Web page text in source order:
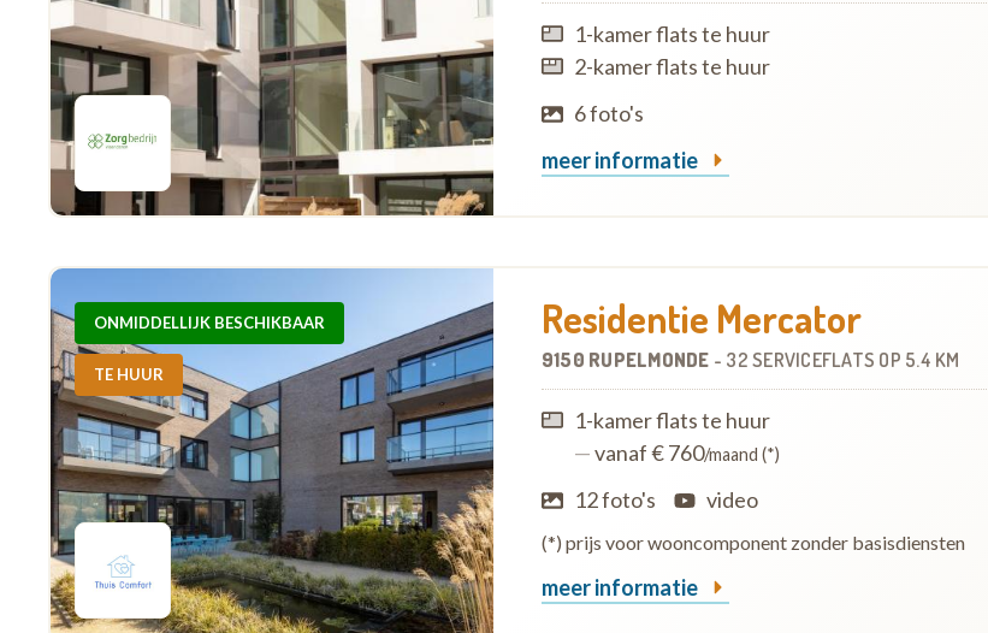
1-kamer flats te huur
2-kamer flats te huur
6 foto's
meer informatie
ONMIDDELLIJK BESCHIKBAAR
TE HUUR
Residentie Mercator
9150 RUPELMONDE - 32 SERVICEFLATS OP 5.4 KM
1-kamer flats te huur
—vanaf € 760/maand (*)
12 foto's video
(*) prijs voor wooncomponent zonder basisdiensten
meer informatie